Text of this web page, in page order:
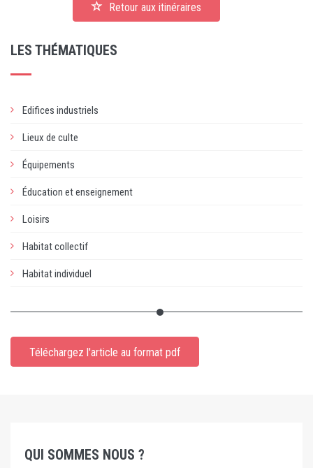
Retour aux itinéraires
LES THÉMATIQUES
Edifices industriels
Lieux de culte
Équipements
Éducation et enseignement
Loisirs
Habitat collectif
Habitat individuel
Téléchargez l'article au format pdf
QUI SOMMES NOUS ?